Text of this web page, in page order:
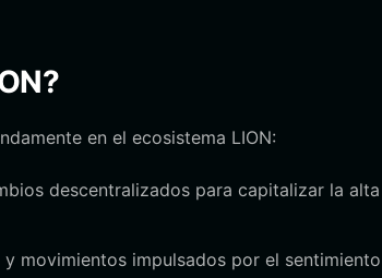
en el ecosistema LION:
descentralizados para capitalizar la alta
movimientos impulsados por el sentimiento